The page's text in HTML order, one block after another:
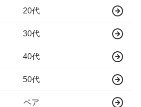
20代
30代
40代
50代
ペア